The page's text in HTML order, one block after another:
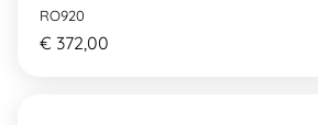
RO920
€ 372,00